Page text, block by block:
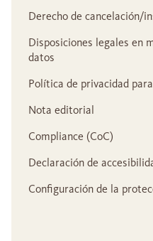
Derecho de cancelación/
Disposiciones legales en
datos
Política de privacidad
Nota editorial
Compliance (CoC)
Declaración de
Configuración de la